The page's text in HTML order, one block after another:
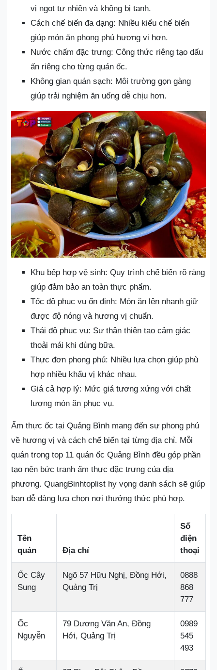
vị ngọt tự nhiên và không bị tanh.
Cách chế biến đa dạng: Nhiều kiểu chế biến
giúp món ăn phong phú hương vị hơn.
Nước chấm đặc trưng: Công thức riêng tạo dấu
ấn riêng cho từng quán ốc.
Không gian quán sạch: Môi trường gọn gàng
giúp trải nghiệm ăn uống dễ chịu hơn.
Khu bếp hợp vệ sinh: Quy trình chế biến rõ ràng
giúp đảm bảo an toàn thực phẩm.
Tốc độ phục vụ ổn định: Món ăn lên nhanh giữ
được độ nóng và hương vị chuẩn.
Thái độ phục vụ: Sự thân thiện tạo cảm giác
thoải mái khi dùng bữa.
Thực đơn phong phú: Nhiều lựa chọn giúp phù
hợp nhiều khẩu vị khác nhau.
Giá cả hợp lý: Mức giá tương xứng với chất
lượng món ăn phục vụ.
Ẩm thực ốc tại Quảng Bình mang đến sự phong phú
về hương vị và cách chế biến tại từng địa chỉ. Mỗi
quán trong top 11 quán ốc Quảng Bình đều góp phần
tạo nên bức tranh ẩm thực đặc trưng của địa
phương. QuangBinhtoplist hy vọng danh sách sẽ giúp
bạn dễ dàng lựa chọn nơi thưởng thức phù hợp.
Tên
quán
Địa chỉ
Số
điện
thoại
Ốc Cây
Sung
Ngõ 57 Hữu Nghị, Đồng Hới,
Quảng Trị
0888
868
777
Ốc
Nguyễn
79 Dương Văn An, Đồng
Hới, Quảng Trị
0989
545
493